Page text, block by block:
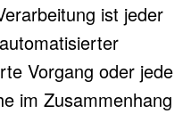
ist jeder
Vorgang oder jede
im Zusammenhang